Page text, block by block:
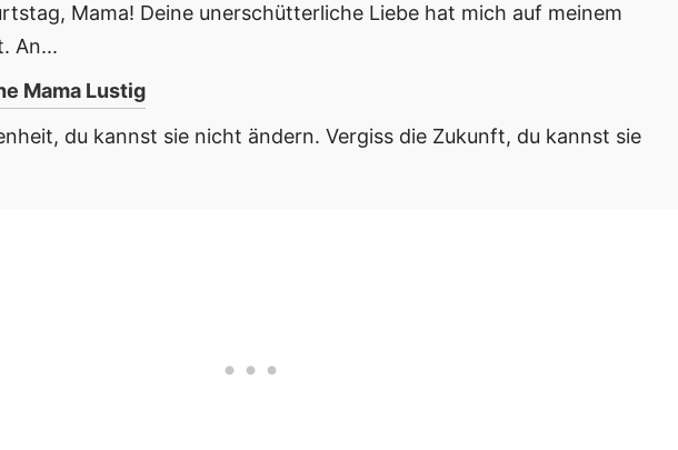
Mama! Deine unerschütterliche Liebe hat mich auf meinem
An...
Mama Lustig
du kannst sie nicht ändern. Vergiss die Zukunft, du kannst sie